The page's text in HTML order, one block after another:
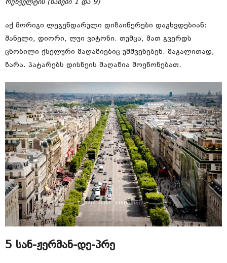
რუზველტის (ხაზები 1 და 9)
აქ მორიგი ლეგენდარული დიზაინერები დაგხვდებიან:
შანელი, დიორი, ლუი ვიტონი. თუმცა, მათ გვერდს
ცნობილი ქსელური მაღაზიებიც უმშვენებენ. მაგალითად,
ზარა. პატარებს დისნეის მაღაზია მოეწონებათ.
5 სან-ჟერმან-დე-პრე